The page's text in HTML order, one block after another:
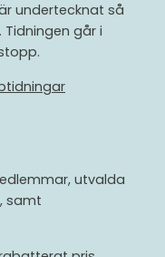
undertecknat så
går i
utvalda
samt